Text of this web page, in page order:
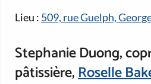
Lieu : 509, rue Guelph,
Stephanie Duong,
pâtissière,Roselle